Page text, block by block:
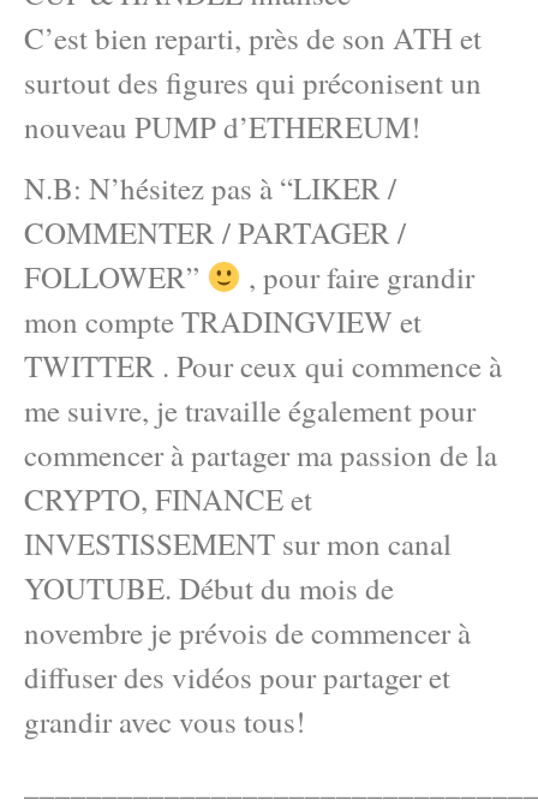
C’est bien reparti, près de son ATH et
surtout des figures qui préconisent un
nouveau PUMP d’ETHEREUM!
N.B: N’hésitez pas à “LIKER /
COMMENTER / PARTAGER /
FOLLOWER”
, pour faire grandir
mon compte TRADINGVIEW et
TWITTER . Pour ceux qui commence à
me suivre, je travaille également pour
commencer à partager ma passion de la
CRYPTO, FINANCE et
INVESTISSEMENT sur mon canal
YOUTUBE. Début du mois de
novembre je prévois de commencer à
diffuser des vidéos pour partager et
grandir avec vous tous!